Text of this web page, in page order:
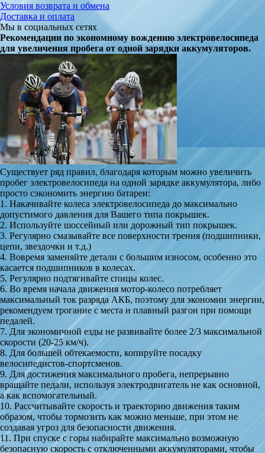
Условия возврата и обмена
Доставка и оплата
Мы в социальных сетях
Рекомендации по экономному вождению электровелосипеда
для увеличения пробега от одной зарядки аккумуляторов.
Существует ряд правил, благодаря которым можно увеличить
пробег электровелосипеда на одной зарядке аккумулятора, либо
просто сэкономить энергию батареи:
1. Накачивайте колеса электровелосипеда до максимально
допустимого давления для Вашего типа покрышек.
2. Используйте шоссейный или дорожный тип покрышек.
3. Регулярно смазывайте все поверхности трения (подшипники,
цепи, звездочки и т.д.)
4. Вовремя заменяйте детали с большим износом, особенно это
касается подшипников в колесах.
5. Регулярно подтягивайте спицы колес.
6. Во время начала движения мотор-колесо потребляет
максимальный ток разряда АКБ, поэтому для экономии энергии,
рекомендуем трогание с места и плавный разгон при помощи
педалей.
7. Для экономичной езды не развивайте более 2/3 максимальной
скорости (20-25 км/ч).
8. Для большей обтекаемости, копируйте посадку
велосипедистов-спортсменов.
9. Для достижения максимального пробега, непрерывно
вращайте педали, используя электродвигатель не как основной,
а как вспомогательный.
10. Рассчитывайте скорость и траекторию движения таким
образом, чтобы тормозить как можно меньше, при этом не
создавая угроз для безопасности движения.
11. При спуске с горы набирайте максимально возможную
безопасную скорость с отключенными аккумуляторами, чтобы